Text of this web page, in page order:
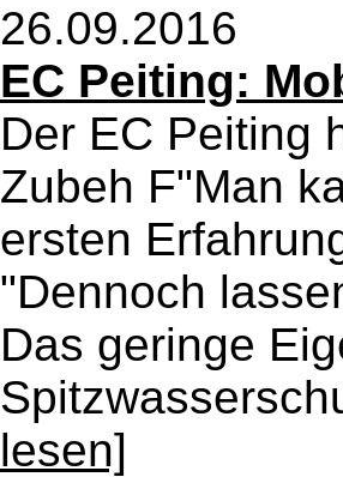
26.09.2016
EC Peiting:
Der EC Peiting
Zubeh F"Man
ersten
"Dennoch
Das geringe
lesen]